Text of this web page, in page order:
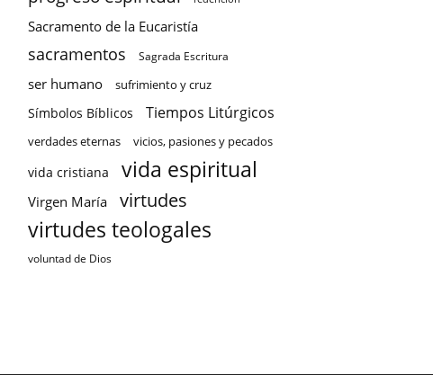
Sacramento de la Eucaristía
sacramentos Sagrada Escritura
ser humano sufrimiento y cruz
Símbolos Bíblicos Tiempos Litúrgicos
verdades eternas vicios, pasiones y pecados
vida cristiana vida espiritual
Virgen María virtudes
virtudes teologales
voluntad de Dios